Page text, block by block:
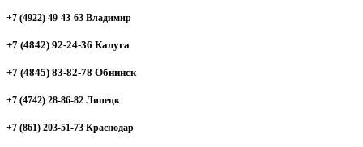
+7 (4922) 49-43-63 Владимир
+7 (4842) 92-24-36 Калуга
+7 (4845) 83-82-78 Обнинск
+7 (4742) 28-86-82 Липецк
+7 (861) 203-51-73 Краснодар